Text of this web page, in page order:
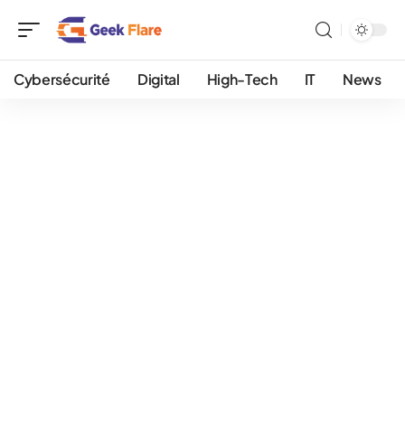
Cybersécurité Digital High-Tech IT News